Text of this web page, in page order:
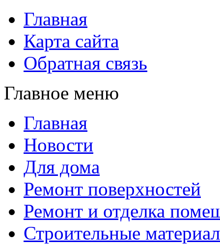
Главная
Карта сайта
Обратная связь
Главное меню
Главная
Новости
Для дома
Ремонт поверхностей
Ремонт и отделка
Строительные